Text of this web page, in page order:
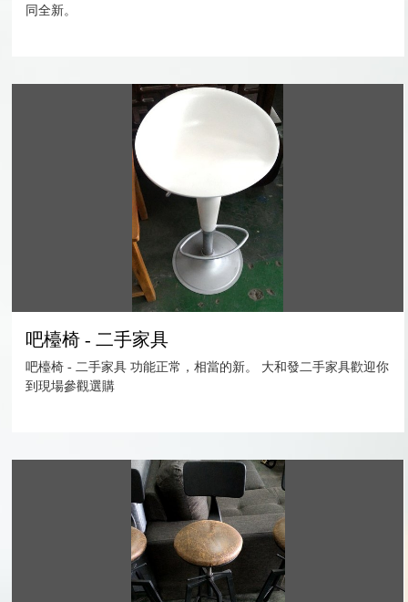
同全新。
吧檯椅 - 二手家具
吧檯椅 - 二手家具 功能正常，相當的新。 大和發二手家具歡迎你
到現場參觀選購